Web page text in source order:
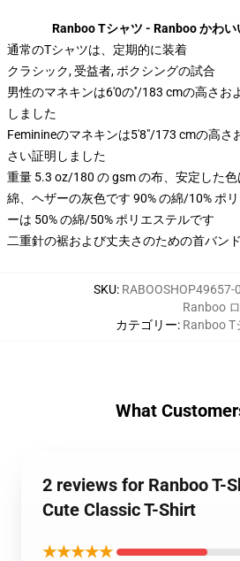
Ranboo Tシャツ - Ranboo かわ
通常のTシャツは、定期的に装着
クラシック, 受益者, ボクシングの試合
男性のマネキンは6'0の′′/183 cmの高さ
しました
Feminineのマネキンは5'8"/173 cmの高さ
さい証明しました
重量 5.3 oz/180 の gsm の布、安定した
綿、ヘザーの灰色です 90% の綿/10% ポ
ーは 50% の綿/50% ポリエステルです
二重針の裾および丈夫さのための首バンド
SKU: RABOOSHOP49657-
カテゴリー:
Ranboo
Ranboo T
What
2 reviews for Ranboo T-
Cute Classic T-Shirt
★★★★★